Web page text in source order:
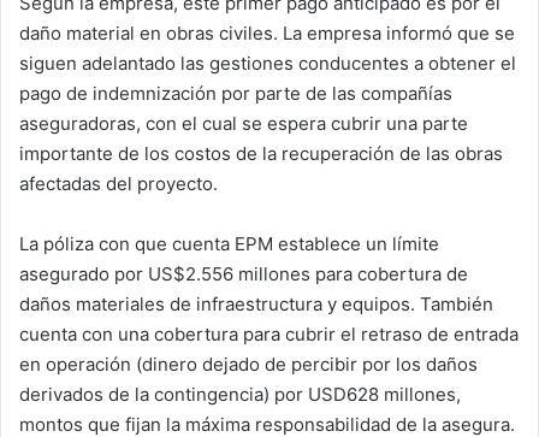
daño material en obras civiles. La empresa informó que se
siguen adelantado las gestiones conducentes a obtener el
pago de indemnización por parte de las compañías
aseguradoras, con el cual se espera cubrir una parte
importante de los costos de la recuperación de las obras
afectadas del proyecto.
La póliza con que cuenta EPM establece un límite
asegurado por US$2.556 millones para cobertura de
daños materiales de infraestructura y equipos. También
cuenta con una cobertura para cubrir el retraso de entrada
en operación (dinero dejado de percibir por los daños
derivados de la contingencia) por USD628 millones,
montos que fijan la máxima responsabilidad de la asegura.